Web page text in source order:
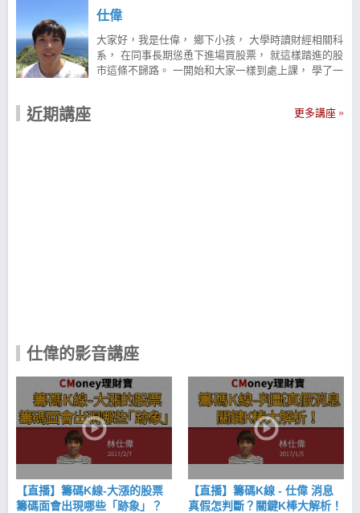
仕偉
大家好，我是仕偉， 鄉下小孩， 大學時讀財經相關科
系， 在同事長期慫恿下進場買股票， 就這樣踏進的股
市這條不歸路。 一開始和大家一樣到處上課， 學了一
光明燈。 以 籌碼面 來分析主力動態， 再確認 技術面
近期講座 更多講座
仕偉的影音講座
【直播】籌碼K線-大漲的股票
籌碼面會出現哪些「跡象」？
【直播】籌碼K線 - 仕偉 消息
真假怎判斷？關鍵K棒大解析！